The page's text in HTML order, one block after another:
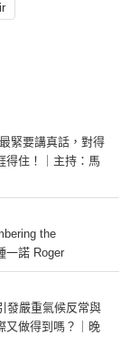
緊要講真話，對得
得住！｜主持：馬
the
一諾 Roger
發嚴重氣候反常與
又做得到嗎？｜晚